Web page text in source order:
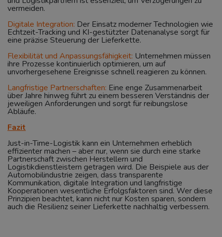
vermeiden.
Digitale Integration: Der Einsatz moderner Technologien wie
Echtzeit-Tracking und KI-gestützter Datenanalyse sorgt für
eine präzise Steuerung der Lieferkette.
Flexibilität und Anpassungsfähigkeit: Unternehmen müssen
ihre Prozesse kontinuierlich optimieren, um auf
unvorhergesehene Ereignisse schnell reagieren zu können.
Langfristige Partnerschaften: Eine enge Zusammenarbeit
über Jahre hinweg führt zu einem besseren Verständnis der
jeweiligen Anforderungen und sorgt für reibungslose
Abläufe.
Fazit
Just-in-Time-Logistik kann ein Unternehmen erheblich
effizienter machen – aber nur, wenn sie durch eine starke
Partnerschaft zwischen Herstellern und
Logistikdienstleistern getragen wird. Die Beispiele aus der
Automobilindustrie zeigen, dass transparente
Kommunikation, digitale Integration und langfristige
Kooperationen wesentliche Erfolgsfaktoren sind. Wer diese
Prinzipien beachtet, kann nicht nur Kosten sparen, sondern
auch die Resilienz seiner Lieferkette nachhaltig verbessern.